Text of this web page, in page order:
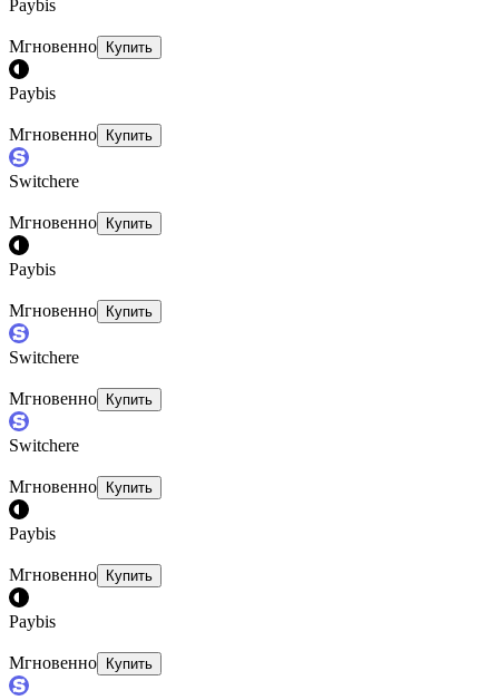
Paybis
Мгновенно Купить
Paybis
Мгновенно Купить
Switchere
Мгновенно Купить
Paybis
Мгновенно Купить
Switchere
Мгновенно Купить
Switchere
Мгновенно Купить
Paybis
Мгновенно Купить
Paybis
Мгновенно Купить